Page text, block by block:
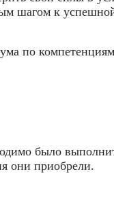
шагом к
по
было
они приобрели.